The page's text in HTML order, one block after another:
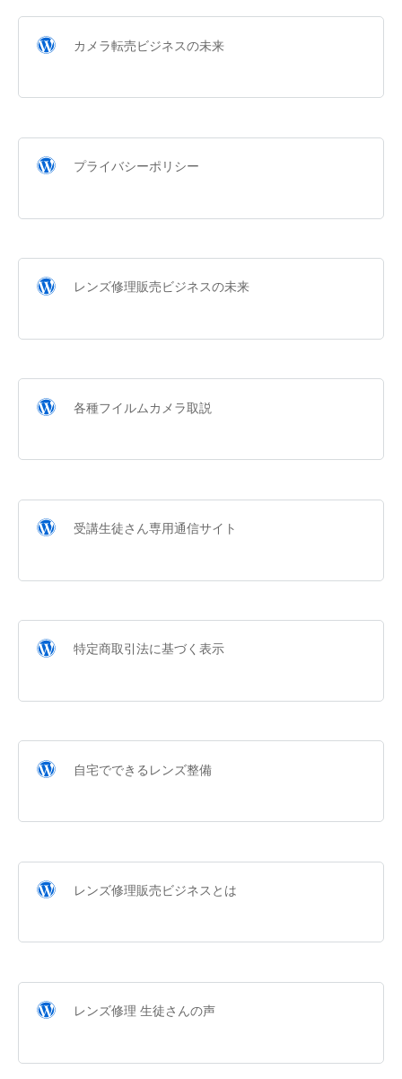
カメラ転売ビジネスの未来
プライバシーポリシー
レンズ修理販売ビジネスの未来
各種フイルムカメラ取説
受講生徒さん専用通信サイト
特定商取引法に基づく表示
自宅でできるレンズ整備
レンズ修理販売ビジネスとは
レンズ修理 生徒さんの声